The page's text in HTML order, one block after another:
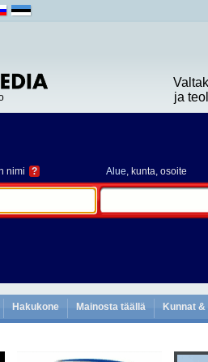
ja
nimi ? Alue, kunta, osoite
Hakukone Mainosta täällä Kunnat